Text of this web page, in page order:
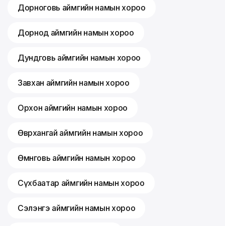
Дорноговь аймгийн намын хороо
Дорнод аймгийн намын хороо
Дундговь аймгийн намын хороо
Завхан аймгийн намын хороо
Орхон аймгийн намын хороо
Өвөрхангай аймгийн намын хороо
Өмнөговь аймгийн намын хороо
Сүхбаатар аймгийн намын хороо
Сэлэнгэ аймгийн намын хороо